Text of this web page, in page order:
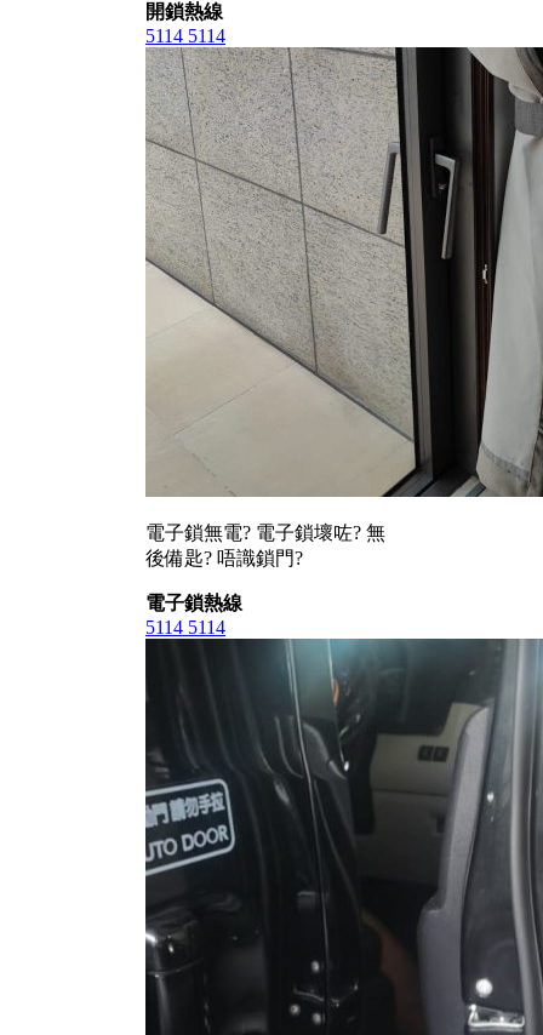
開鎖熱線
5114 5114
電子鎖無電? 電子鎖壞咗? 無
後備匙? 唔識鎖門?
電子鎖熱線
5114 5114